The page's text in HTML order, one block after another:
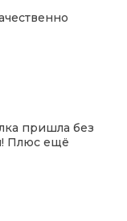
пришла без
Плюс ещё